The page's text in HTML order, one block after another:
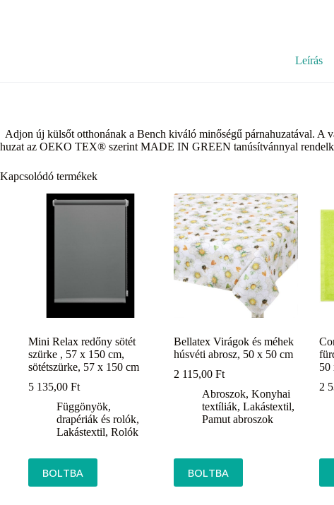
Leírás
Adjon új külsőt otthonának a Bench kiváló minőségű párnahuzatával. A
huzat az OEKO TEX® szerint MADE IN GREEN tanúsítvánnyal
Kapcsolódó termékek
Mini Relax redőny sötét
szürke , 57 x 150 cm,
sötétszürke, 57 x 150 cm
5 135,00 Ft
Függönyök,
drapériák és rolók,
Lakástextil, Rolók
BOLTBA
Bellatex Virágok és méhek
húsvéti abrosz, 50 x 50 cm
2 115,00Ft
Abroszok,Konyhai
textíliák,Lakástextil,
Pamut abroszok
BOLTBA
50
2